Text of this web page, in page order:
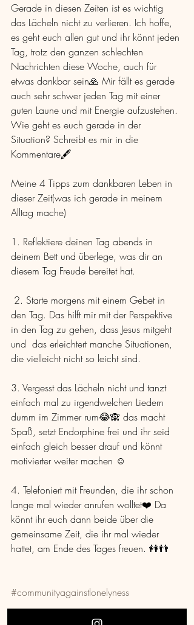
Gerade in diesen Zeiten ist es wichtig
das Lächeln nicht zu verlieren. Ich hoffe,
es geht euch allen gut und ihr könnt jeden
Tag, trotz den ganzen schlechten
Nachrichten diese Woche, auch für
etwas dankbar sein🙏 Mir fällt es gerade
auch sehr schwer jeden Tag mit einer
guten Laune und mit Energie aufzustehen.
Wie geht es euch gerade in der
Situation? Schreibt es mir in die
Kommentare🖋️
Meine 4 Tipps zum dankbaren Leben in
dieser Zeit(was ich gerade in meinem
Alltag mache)
1. Reflektiere deinen Tag abends in
deinem Bett und überlege, was dir an
diesem Tag Freude bereitet hat.
den Tag. Das hilft mir mit der Perspektive
in den Tag zu gehen, dass Jesus mitgeht
und  das erleichtert manche Situationen,
die vielleicht nicht so leicht sind.
3. Vergesst das Lächeln nicht und tanzt
einfach mal zu irgendwelchen Liedern
dumm im Zimmer rum😂🙈 das macht
Spaß, setzt Endorphine frei und ihr seid
einfach gleich besser drauf und könnt
motivierter weiter machen ☺️
4. Telefoniert mit Freunden, die ihr schon
lange mal wieder anrufen wolltet❤️ Da
könnt ihr euch dann beide über die
gemeinsame Zeit, die ihr mal wieder
hattet, am Ende des Tages freuen. 👭👬
#communityagainstlonelyness